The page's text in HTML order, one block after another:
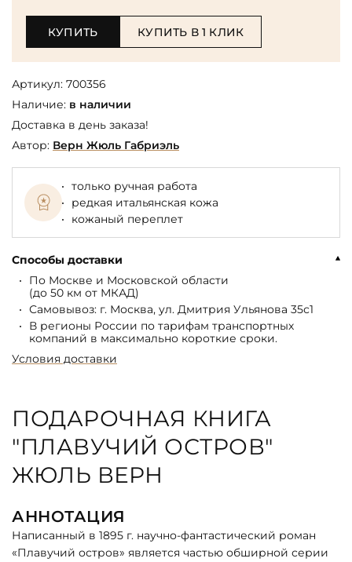
КУПИТЬ КУПИТЬ В 1 КЛИК
Артикул: 700356
Наличие: в наличии
Доставка в день заказа!
Автор: Верн Жюль Габриэль
только ручная работа
редкая итальянская кожа
кожаный переплет
Способы доставки
По Москве и Московской области
(до 50 км от МКАД)
Самовывоз: г. Москва, ул. Дмитрия Ульянова 35с1
В регионы России по тарифам транспортных
компаний в максимально короткие сроки.
Условия доставки
ПОДАРОЧНАЯ КНИГА
"ПЛАВУЧИЙ ОСТРОВ"
ЖЮЛЬ ВЕРН
АННОТАЦИЯ
Написанный в 1895 г. научно-фантастический роман
«Плавучий остров» является частью обширной серии